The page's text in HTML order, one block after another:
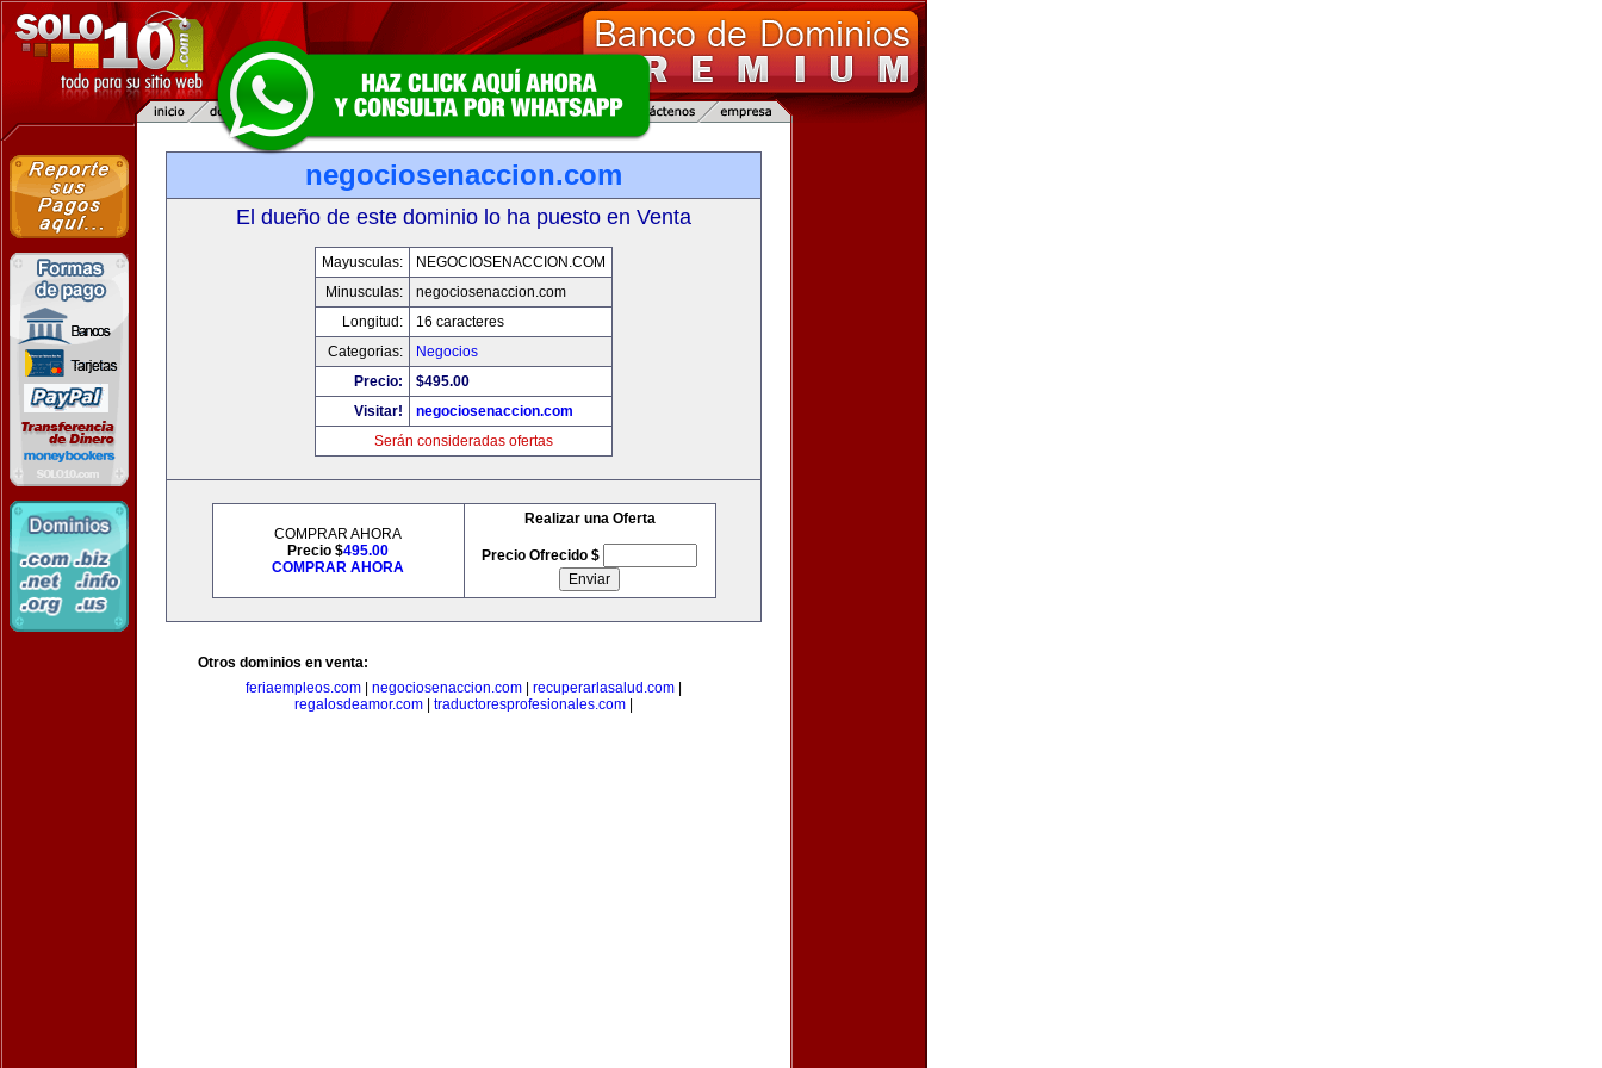
negociosenaccion.com
El dueño de este dominio lo ha puesto en Venta
Mayusculas:
NEGOCIOSENACCION.COM
Minusculas:
negociosenaccion.com
Longitud:
16 caracteres
Categorias:
Negocios
Precio:
$495.00
Visitar!
negociosenaccion.com
Serán consideradas ofertas
COMPRAR AHORA
Precio $495.00
COMPRAR AHORA
Realizar una Oferta
Precio Ofrecido $
Otros dominios en venta:
feriaempleos.com
negociosenaccion.com recuperarlasalud.com
regalosdeamor.com
traductoresprofesionales.com